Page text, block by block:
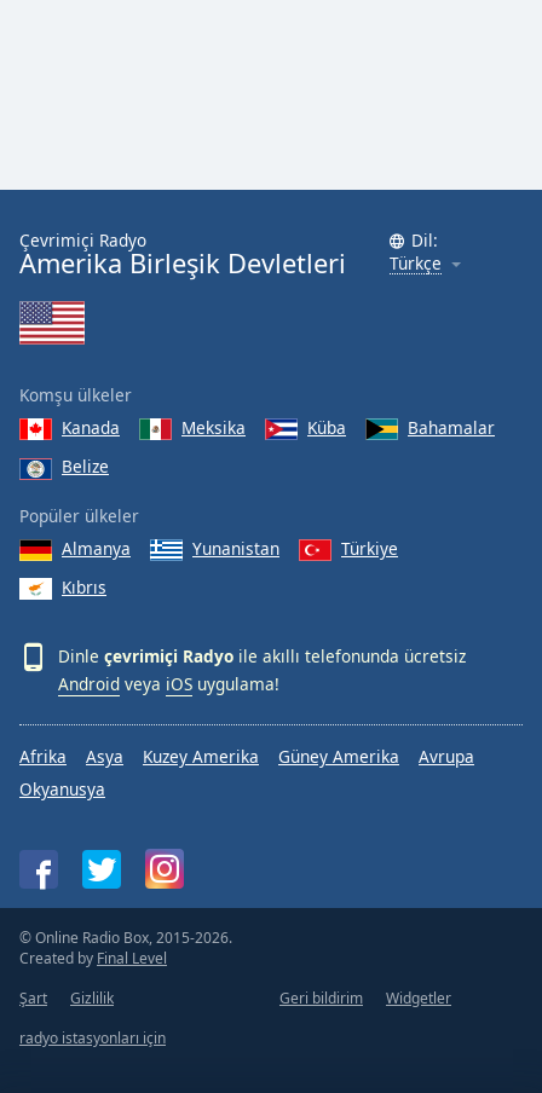
Çevrimiçi Radyo
Amerika Birleşik Devletleri
Dil:
Türkçe
Komşu ülkeler
Kanada
Meksika Küba
Bahamalar
Belize
Popüler ülkeler
Almanya
Yunanistan
Türkiye
Kıbrıs
Dinle çevrimiçi Radyo ile akıllı telefonunda ücretsiz
Android veya iOS uygulama!
Afrika Asya Kuzey Amerika Güney Amerika
Avrupa
Okyanusya
© Online Radio Box, 2015-2026.
Created by Final Level
Şart
Gizlilik Geri bildirim
Widgetler
radyo istasyonları için